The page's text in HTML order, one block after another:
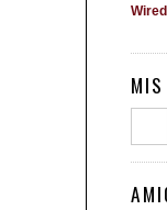
Wired